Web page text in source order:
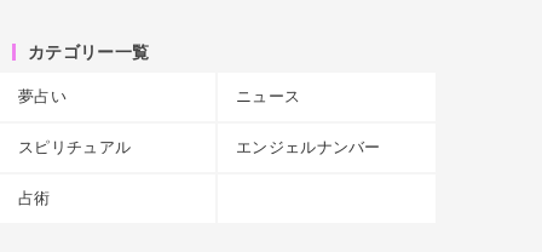
カテゴリー一覧
夢占い ニュース
スピリチュアル エンジェルナンバー
占術